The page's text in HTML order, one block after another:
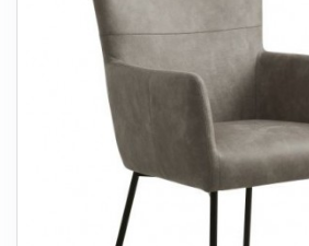
KONTORMØBLER
OPBEVARING
ENTREMØBLER